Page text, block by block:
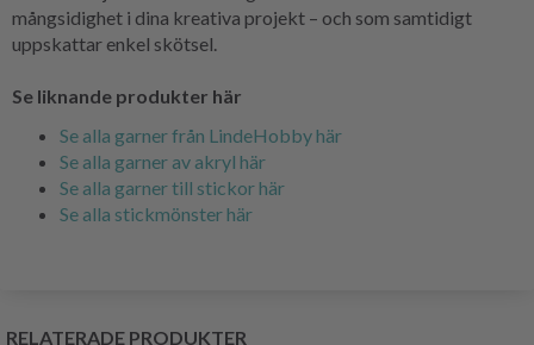
mångsidighet i dina kreativa projekt – och som samtidigt
uppskattar enkel skötsel.
Se liknande produkter här
Se alla garner från LindeHobby här
Se alla garner av akryl här
Se alla garner till stickor här
Se alla stickmönster här
RELATERADE PRODUKTER